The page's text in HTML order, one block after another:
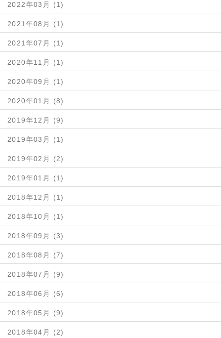
2022年03月 (1)
2021年08月 (1)
2021年07月 (1)
2020年11月 (1)
2020年09月 (1)
2020年01月 (8)
2019年12月 (9)
2019年03月 (1)
2019年02月 (2)
2019年01月 (1)
2018年12月 (1)
2018年10月 (1)
2018年09月 (3)
2018年08月 (7)
2018年07月 (9)
2018年06月 (6)
2018年05月 (9)
2018年04月 (2)